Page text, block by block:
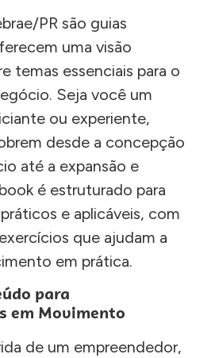
PR são guias
uma visão
temas essenciais para o
Seja você um
ou experiente,
desde a concepção
até a expansão e
é estruturado para
e aplicáveis, com
que ajudam a
em prática.
para
em Movimento
de um empreendedor,